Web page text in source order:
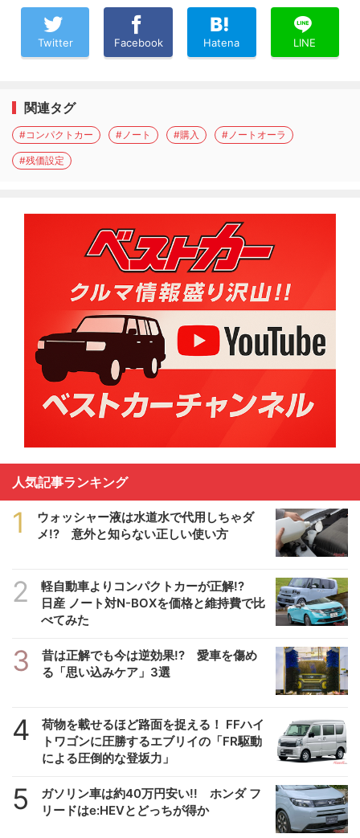
Twitter Facebook Hatena LINE
関連タグ
#コンパクトカー #ノート #購入 #ノートオーラ
#残価設定
人気記事ランキング
1
ウォッシャー液は水道水で代用しちゃダ
メ!? 意外と知らない正しい使い方
2
軽自動車よりコンパクトカーが正解!?
日産 ノート対N-BOXを価格と維持費で比
べてみた
3
昔は正解でも今は逆効果!? 愛車を傷め
る「思い込みケア」3選
4
荷物を載せるほど路面を捉える！ FFハイ
トワゴンに圧勝するエブリイの「FR駆動
による圧倒的な登坂力」
5
ガソリン車は約40万円安い!! ホンダ フ
リードはe:HEVとどっちが得か